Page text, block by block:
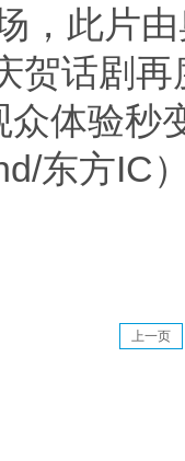
，此片
贺话剧
体验秒
东方IC
上一页